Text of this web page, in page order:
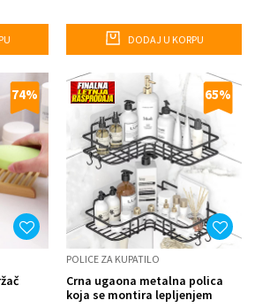
DODAJ U KORPU
74% 65%
POLICE ZA KUPATILO
Crna ugaona metalna polica
koja se montira lepljenjem